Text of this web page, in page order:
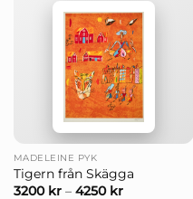
MADELEINE PYK
Tigern från Skägga
3200 kr– 4250 kr